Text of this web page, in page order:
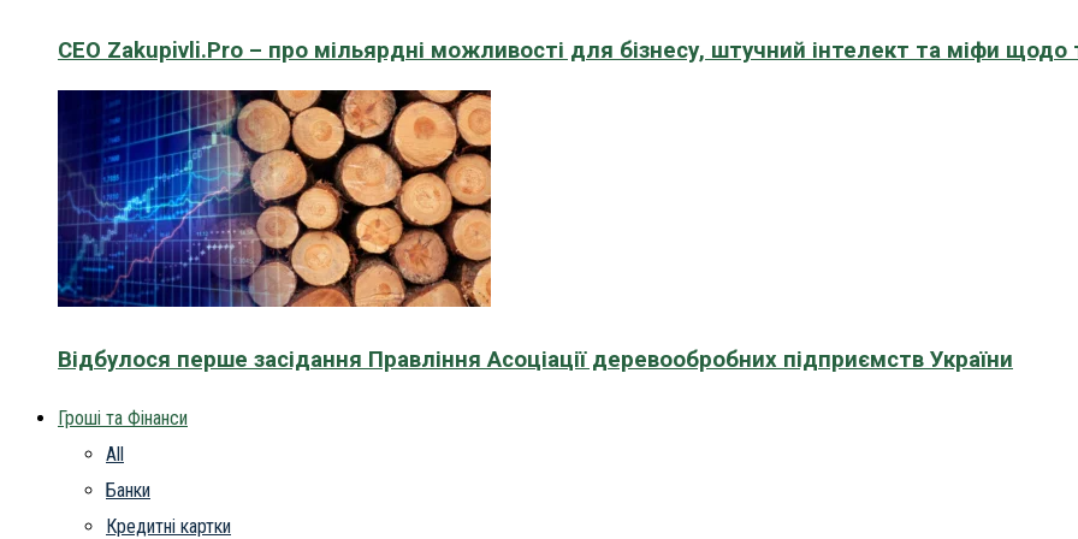
CEO Zakupivli.Pro – про мільярдні можливості для бізнесу, штучний інтелект та міфи щодо
Відбулося перше засідання Правління Асоціації деревообробних підприємств України
Гроші та Фінанси
All
Банки
Кредитні картки